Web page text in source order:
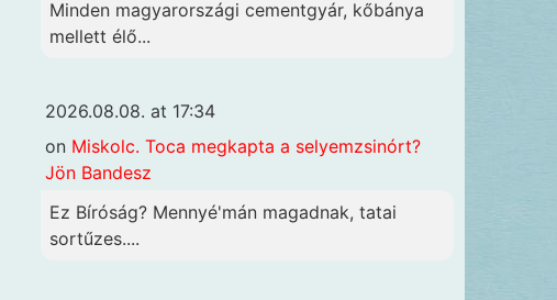
Minden magyarországi cementgyár, kőbánya
mellett élő...
2026.08.08. at 17:34
on Miskolc. Toca megkapta a selyemzsinórt?
Jön Bandesz
Ez Bíróság? Mennyé'mán magadnak, tatai
sortűzes....